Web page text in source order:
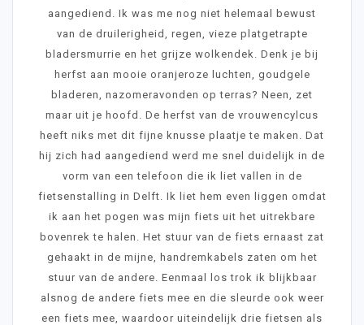
aangediend. Ik was me nog niet helemaal bewust
van de druilerigheid, regen, vieze platgetrapte
bladersmurrie en het grijze wolkendek. Denk je bij
herfst aan mooie oranjeroze luchten, goudgele
bladeren, nazomeravonden op terras? Neen, zet
maar uit je hoofd. De herfst van de vrouwencylcus
heeft niks met dit fijne knusse plaatje te maken. Dat
hij zich had aangediend werd me snel duidelijk in de
vorm van een telefoon die ik liet vallen in de
fietsenstalling in Delft. Ik liet hem even liggen omdat
ik aan het pogen was mijn fiets uit het uitrekbare
bovenrek te halen. Het stuur van de fiets ernaast zat
gehaakt in de mijne, handremkabels zaten om het
stuur van de andere. Eenmaal los trok ik blijkbaar
alsnog de andere fiets mee en die sleurde ook weer
een fiets mee, waardoor uiteindelijk drie fietsen als